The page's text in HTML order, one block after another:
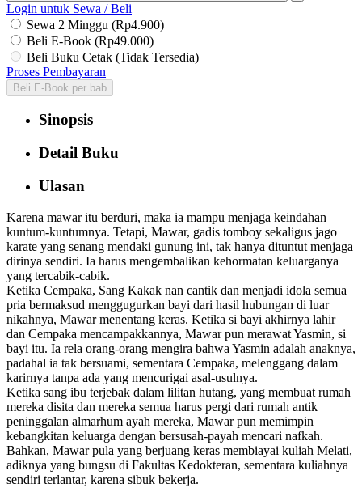
Login untuk Sewa / Beli
Sewa 2 Minggu (Rp4.900)
Beli E-Book (Rp49.000)
Beli Buku Cetak (Tidak Tersedia)
Proses Pembayaran
Beli E-Book per bab
Sinopsis
Detail Buku
Ulasan
Karena mawar itu berduri, maka ia mampu menjaga keindahan
kuntum-kuntumnya. Tetapi, Mawar, gadis tomboy sekaligus jago
karate yang senang mendaki gunung ini, tak hanya dituntut menjaga
dirinya sendiri. Ia harus mengembalikan kehormatan keluarganya
yang tercabik-cabik.
Ketika Cempaka, Sang Kakak nan cantik dan menjadi idola semua
pria bermaksud menggugurkan bayi dari hasil hubungan di luar
nikahnya, Mawar menentang keras. Ketika si bayi akhirnya lahir
dan Cempaka mencampakkannya, Mawar pun merawat Yasmin, si
bayi itu. Ia rela orang-orang mengira bahwa Yasmin adalah anaknya,
padahal ia tak bersuami, sementara Cempaka, melenggang dalam
karirnya tanpa ada yang mencurigai asal-usulnya.
Ketika sang ibu terjebak dalam lilitan hutang, yang membuat rumah
mereka disita dan mereka semua harus pergi dari rumah antik
peninggalan almarhum ayah mereka, Mawar pun memimpin
kebangkitan keluarga dengan bersusah-payah mencari nafkah.
Bahkan, Mawar pula yang berjuang keras membiayai kuliah Melati,
adiknya yang bungsu di Fakultas Kedokteran, sementara kuliahnya
sendiri terlantar, karena sibuk bekerja.